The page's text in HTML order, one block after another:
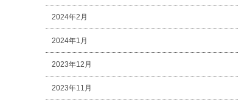
2024年2月
2024年1月
2023年12月
2023年11月